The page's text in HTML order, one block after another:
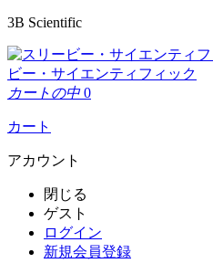
3B Scientific
ビー・サイエンティフィック
カートの中 0
カート
アカウント
閉じる
ゲスト
ログイン
新規会員登録